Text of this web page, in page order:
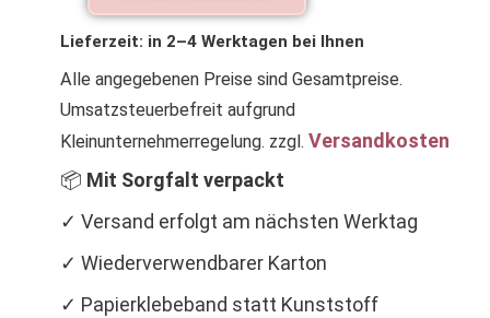
Pilz
Menge
Lieferzeit: in 2–4 Werktagen bei Ihnen
Alle angegebenen Preise sind Gesamtpreise.
Umsatzsteuerbefreit aufgrund
Kleinunternehmerregelung. zzgl. Versandkosten
📦 Mit Sorgfalt verpackt
✓ Versand erfolgt am nächsten Werktag
✓ Wiederverwendbarer Karton
✓ Papierklebeband statt Kunststoff